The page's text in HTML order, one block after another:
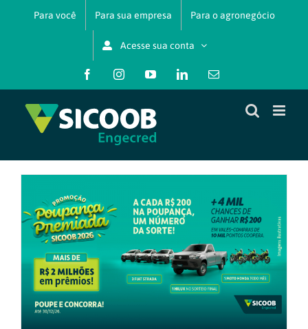
Para você Para sua empresa Para o agronegócio
Acesse sua conta
FacebookInstagramYouTubeLinkedInE-